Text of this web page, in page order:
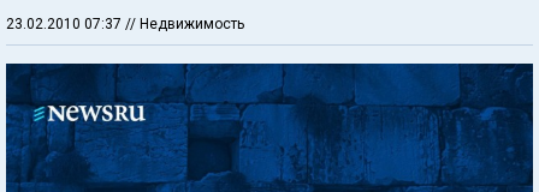
23.02.2010 07:37 // Недвижимость